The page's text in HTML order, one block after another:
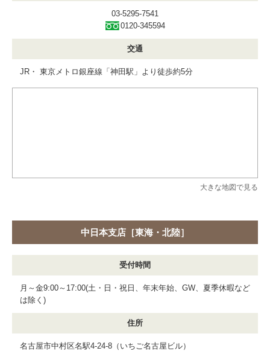
03-5295-7541
0120-345594
交通
JR・ 東京メトロ銀座線「神田駅」より徒歩約5分
大きな地図で見る
中日本支店［東海・北陸］
受付時間
月～金9:00～17:00(土・日・祝日、年末年始、GW、夏季休暇など
は除く)
住所
名古屋市中村区名駅4-24-8（いちご名古屋ビル）